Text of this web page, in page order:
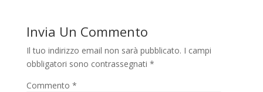
Invia Un Commento
Il tuo indirizzo email non sarà pubblicato. I campi
obbligatori sono contrassegnati *
Commento *